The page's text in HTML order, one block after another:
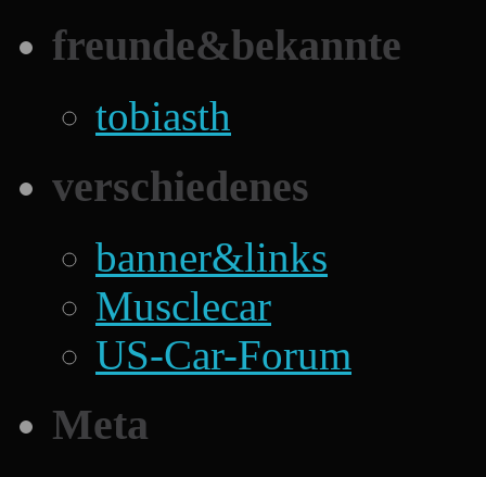
freunde&bekannte
tobiasth
verschiedenes
banner&links
Musclecar
US-Car-Forum
Meta